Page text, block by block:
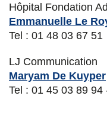
Hôpital Fondation
Emmanuelle Le
Tel : 01 48
LJ
Maryam De Kuyper
Tel : 01 45 03 89